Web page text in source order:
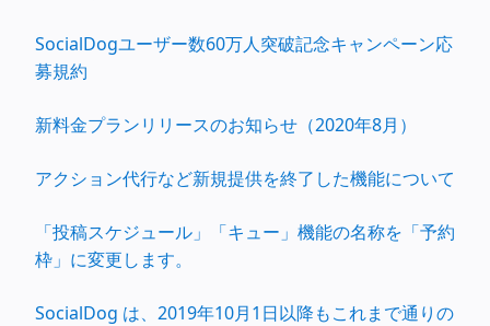
SocialDogユーザー数60万人突破記念キャンペーン応
募規約
新料金プランリリースのお知らせ（2020年8月）
アクション代行など新規提供を終了した機能について
「投稿スケジュール」「キュー」機能の名称を「予約
枠」に変更します。
SocialDog は、2019年10月1日以降もこれまで通りの